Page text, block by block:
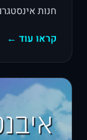
חנות
קראו עוד ←